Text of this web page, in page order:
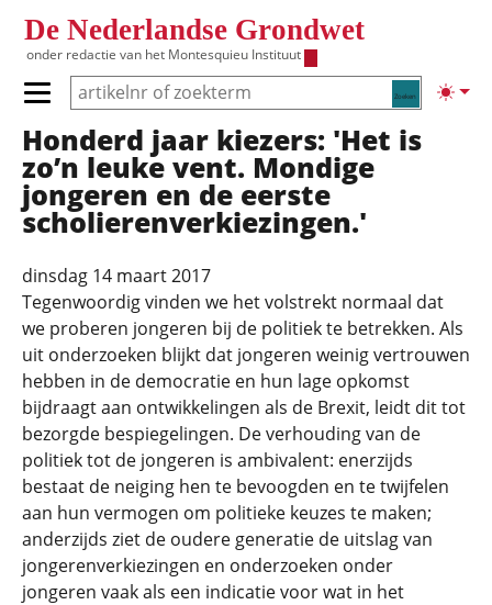
De Nederlandse Grondwet
onder redactie van het Montesquieu Instituut
Zoeken
Primair menu tonen/verbergen
Hoofdnavigatie
Honderd jaar kiezers: 'Het is
zo’n leuke vent. Mondige
jongeren en de eerste
scholierenverkiezingen.'
dinsdag 14 maart 2017
Tegenwoordig vinden we het volstrekt normaal dat
we proberen jongeren bij de politiek te betrekken. Als
uit onderzoeken blijkt dat jongeren weinig vertrouwen
hebben in de democratie en hun lage opkomst
bijdraagt aan ontwikkelingen als de Brexit, leidt dit tot
bezorgde bespiegelingen. De verhouding van de
politiek tot de jongeren is ambivalent: enerzijds
bestaat de neiging hen te bevoogden en te twijfelen
aan hun vermogen om politieke keuzes te maken;
anderzijds ziet de oudere generatie de uitslag van
jongerenverkiezingen en onderzoeken onder
jongeren vaak als een indicatie voor wat in het